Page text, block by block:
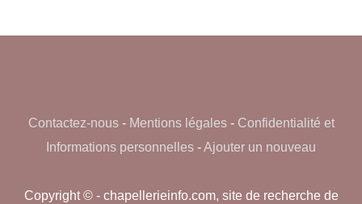
Contactez-nous- Mentions légales- Confidentialité et
Informations personnelles -Ajouter un nouveau
Copyright © - chapellerieinfo.com, site de recherche de